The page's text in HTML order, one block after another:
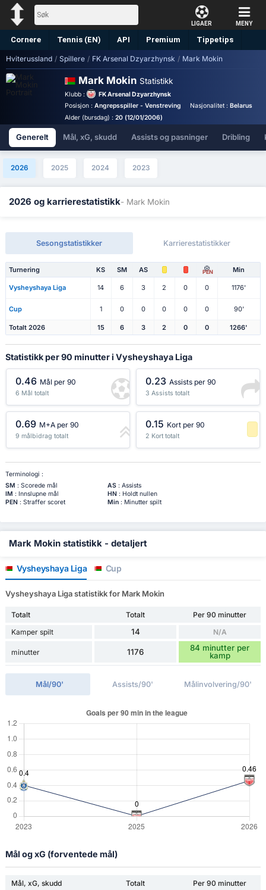
LIGAER MENY
Cornere Tennis (EN) API Premium Tippetips
Hviterussland / Spillere / FK Arsenal Dzyarzhynsk / Mark Mokin
Mark Mokin Statistikk
Klubb :
FK Arsenal Dzyarzhynsk
Posisjon : Angrepsspiller - Venstreving Nasjonalitet :Belarus
Alder (bursdag) : 20 (12/01/2006)
Generelt Mål, xG, skudd Assists og pasninger Dribling
2026 2025 2024 2023
2026 og karrierestatistikk- Mark Mokin
Sesongstatistikker Karrierestatistikker
Turnering KS SM AS PEN Min
Vysheyshaya Liga 14 6 3 2 0 0 1176'
Cup 1 0 0 0 0 0 90'
Totalt 2026 15 6 3 2 0 0 1266'
Statistikk per 90 minutter i Vysheyshaya Liga
0.46 Mål per 90
6 Mål totalt
0.23 Assists per 90
3 Assists totalt
0.69 M+A per 90
9 målbidrag totalt
0.15 Kort per 90
2 Kort totalt
Terminologi :
SM : Scorede mål AS: Assists
IM : Innslupne mål HN : Holdt nullen
PEN : Straffer scoret Min: Minutter spilt
Mark Mokin statistikk - detaljert
Vysheyshaya Liga Cup
Vysheyshaya Liga statistikk for Mark Mokin
Totalt Totalt
Per 90 minutter
Kamper spilt
14 N/A
minutter 1176
84 minutter per
kamp
Mål/90' Assists/90' Målinvolvering/90'
Mål og xG (forventede mål)
Mål, xG, skudd Totalt
Per 90 minutter